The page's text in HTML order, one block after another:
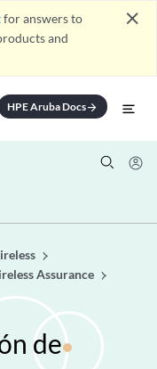
for answers to
and
close
HPE Aruba Docsarrow_forward
Assurance
de